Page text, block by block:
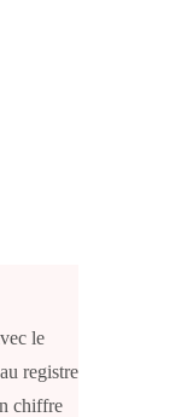
le
registre
chiffre